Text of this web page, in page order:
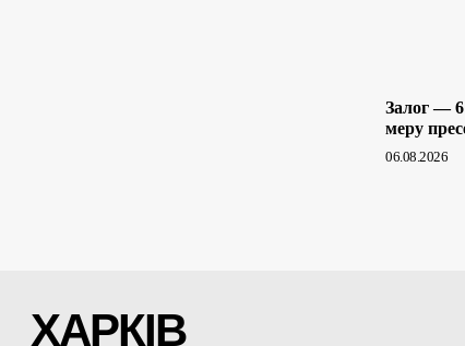
Залог — 6
меру
06.08.2026
ХАРКІВ